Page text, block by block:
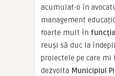
acumulat-o în
management
foarte mult în
reuşi să duc la
proiectele pe care mi
dezvolta Municipiul